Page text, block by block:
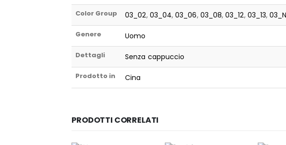
Color Group 03_02, 03_04,03_06, 03_08,03_12, 03_13,
Genere Uomo
Dettagli Senza cappuccio
Prodotto in Cina
PRODOTTI CORRELATI